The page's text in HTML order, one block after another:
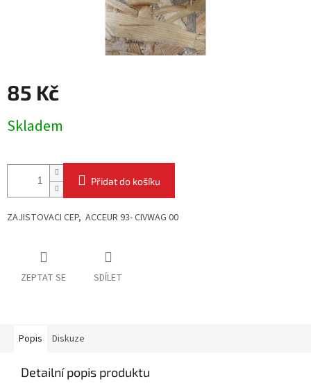
85 Kč
cena:
Skladem
Přidat do košíku
ZAJISTOVACI CEP, ACCEUR 93- CIVWAG 00
ZEPTAT SE SDÍLET
Popis Diskuze
Detailní popis produktu